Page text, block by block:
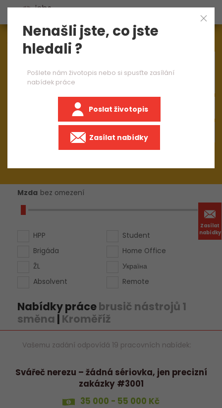
Zasílat
nabídky
Aktuálně1545nabídek práce
Mzda bez omezení
HPP
Brigáda
ŽL
Absolvent
Student
Home Office
Україна
Remote
Nabídky prácebrusič nástrojů 1
směna | Kroměříž
Vašemu zadání odpovídá 19 pracovních nabídek:
Svářeč nerezu – žádná sériovka, jen precizní
zakázky #3001
35 000 - 55 000 Kč
Nenašli jste, co jste
hledali ?
Pošlete nám životopis nebo si spusťte zasílání
nabídek práce
Poslat životopis
Zasílat nabídky